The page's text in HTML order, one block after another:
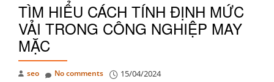
TÌM HIỂU CÁCH TÍNH ĐỊNH MỨC
VẢI TRONG CÔNG NGHIỆP MAY
MẶC
seo 15/04/2024
No comments